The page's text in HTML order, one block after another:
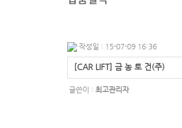
작성일 : 15-07-09 16:36
[CAR LIFT] 금 농 토 건(주)
글쓴이 : 최고관리자